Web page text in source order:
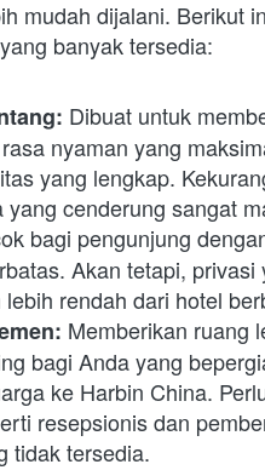
mudah dijalani. Berikut
banyak tersedia:
Dibuat untuk
nyaman yang
yang lengkap.
yang cenderung sangat
bagi pengunjung
Akan tetapi, privasi
rendah dari hotel
Memberikan ruang
bagi Anda yang
ke Harbin China.
resepsionis dan
tidak tersedia.